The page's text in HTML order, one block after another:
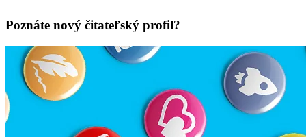
Poznáte nový čitateľský profil?